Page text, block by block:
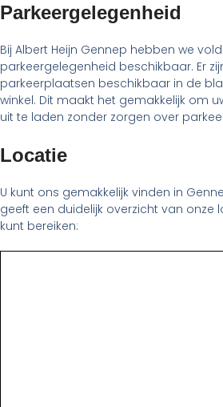
Parkeergelegenheid
Bij Albert Heijn Gennep hebben we
parkeergelegenheid beschikbaar. Er
parkeerplaatsen beschikbaar in de
winkel. Dit maakt het gemakkelijk om
uit te laden zonder zorgen over
Locatie
U kunt ons gemakkelijk vinden in
geeft een duidelijk overzicht van onze
kunt bereiken: